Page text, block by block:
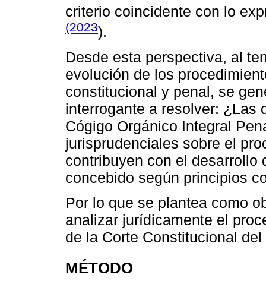
criterio coincidente con lo
(2023).
Desde esta perspectiva, al
evolución de los
constitucional y penal, se
interrogante a resolver: ¿Las
Cógigo Orgánico Integral
jurisprudenciales sobre el
contribuyen con el desarrollo
concebido según principios
Por lo que se plantea como
analizar jurídicamente el
de la Corte Constitucional del
MÉTODO